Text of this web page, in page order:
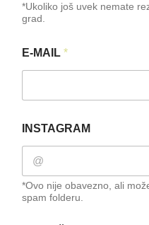
*Ukoliko još uvek nemate
grad.
E-MAIL *
INSTAGRAM
*Ovo nije obavezno, ali
spam folderu.